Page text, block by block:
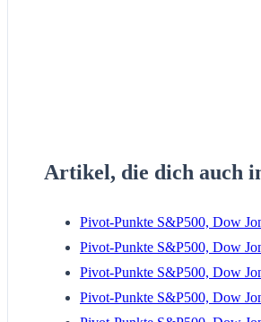
Artikel, die dich auch
Pivot-Punkte S&P500, Dow
Pivot-Punkte S&P500, Dow
Pivot-Punkte S&P500, Dow
Pivot-Punkte S&P500, Dow